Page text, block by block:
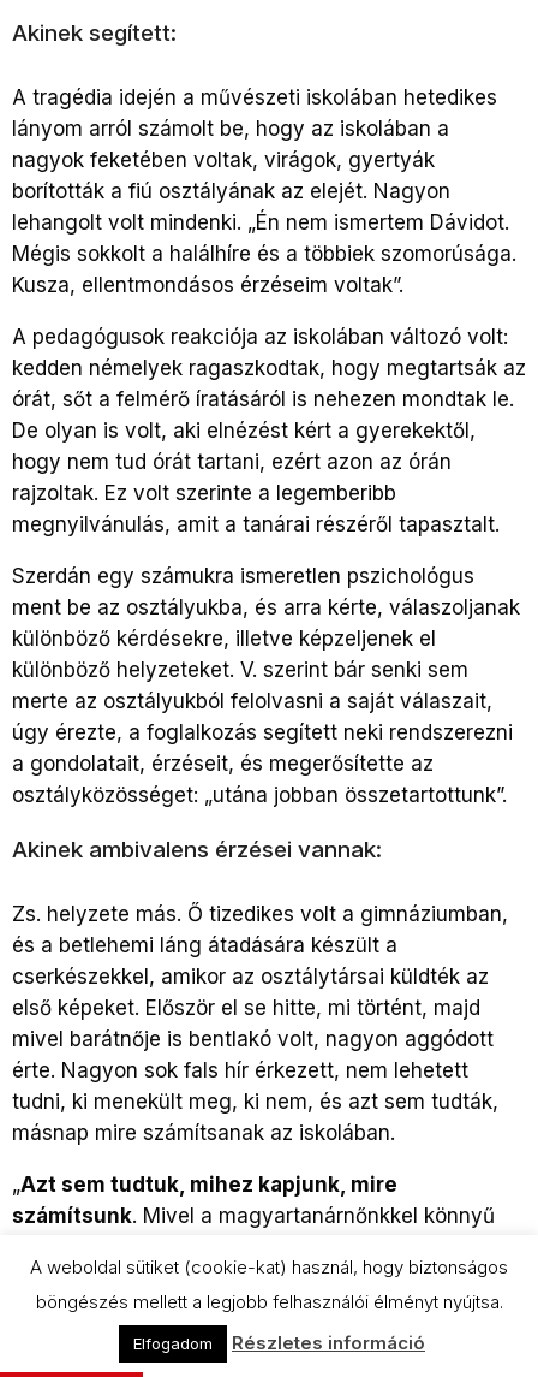
Akinek segített:
A tragédia idején a művészeti iskolában hetedikes
lányom arról számolt be, hogy az iskolában a
nagyok feketében voltak, virágok, gyertyák
borították a fiú osztályának az elejét. Nagyon
lehangolt volt mindenki. „Én nem ismertem Dávidot.
Mégis sokkolt a halálhíre és a többiek szomorúsága.
Kusza, ellentmondásos érzéseim voltak”.
A pedagógusok reakciója az iskolában változó volt:
kedden némelyek ragaszkodtak, hogy megtartsák az
órát, sőt a felmérő íratásáról is nehezen mondtak le.
De olyan is volt, aki elnézést kért a gyerekektől,
hogy nem tud órát tartani, ezért azon az órán
rajzoltak. Ez volt szerinte a legemberibb
megnyilvánulás, amit a tanárai részéről tapasztalt.
Szerdán egy számukra ismeretlen pszichológus
ment be az osztályukba, és arra kérte, válaszoljanak
különböző kérdésekre, illetve képzeljenek el
különböző helyzeteket. V. szerint bár senki sem
merte az osztályukból felolvasni a saját válaszait,
úgy érezte, a foglalkozás segített neki rendszerezni
a gondolatait, érzéseit, és megerősítette az
osztályközösséget: „utána jobban összetartottunk”.
Akinek ambivalens érzései vannak:
Zs. helyzete más. Ő tizedikes volt a gimnáziumban,
és a betlehemi láng átadására készült a
cserkészekkel, amikor az osztálytársai küldték az
első képeket. Először el se hitte, mi történt, majd
mivel barátnője is bentlakó volt, nagyon aggódott
érte. Nagyon sok fals hír érkezett, nem lehetett
tudni, ki menekült meg, ki nem, és azt sem tudták,
másnap mire számítsanak az iskolában.
„Azt sem tudtuk, mihez kapjunk, mire
számítsunk. Mivel a magyartanárnőnkkel könnyű
másnap iskola, egyenruhában kell-e menni stb. Tőle
tudtuk meg, hogy másnap úgy menjünk iskolába,
hogy rendes tanítás lesz, és majd személyesen
tájékoztatnak a továbbiakról” – ez történt az első
A weboldal sütiket (cookie-kat) használ, hogy biztonságos
böngészés mellett a legjobb felhasználói élményt nyújtsa.
Elfogadom Részletes információ